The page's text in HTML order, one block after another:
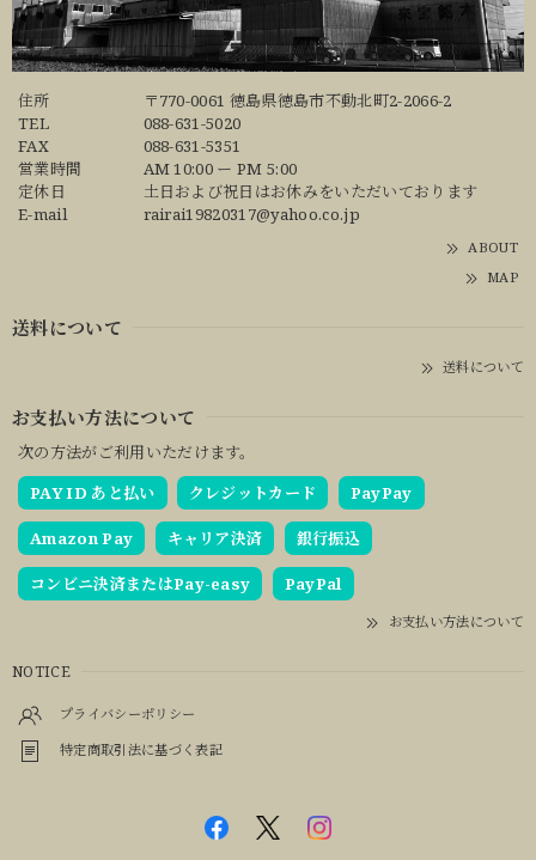
住所
〒770-0061 徳島県徳島市不動北町2-2066-2
TEL
088-631-5020
FAX
088-631-5351
営業時間
AM 10:00 ー PM 5:00
定休日
土日および祝日はお休みをいただいております
E-mail
rairai19820317@yahoo.co.jp
ABOUT
MAP
送料について
送料について
お支払い方法について
次の方法がご利用いただけます。
PAY ID あと払い
クレジットカード PayPay
Amazon Pay キャリア決済 銀行振込
コンビニ決済またはPay-easy PayPal
お支払い方法について
NOTICE
プライバシーポリシー
特定商取引法に基づく表記